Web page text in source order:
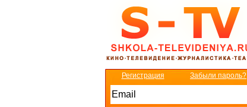
Регистрация Забыли пароль?